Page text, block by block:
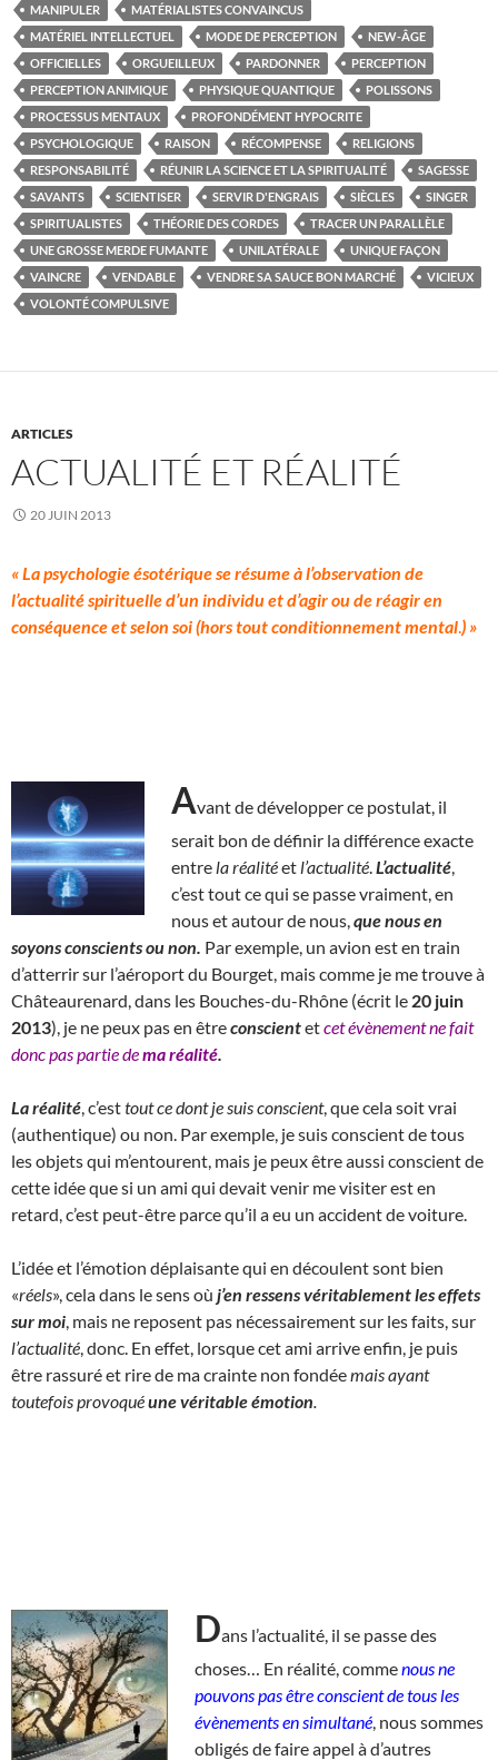
MANIPULER
MATÉRIALISTES CONVAINCUS
MATÉRIEL INTELLECTUEL
MODE DE PERCEPTION
NEW-ÂGE
OFFICIELLES
ORGUEILLEUX PARDONNER
PERCEPTION
PERCEPTION ANIMIQUE
PHYSIQUE QUANTIQUE
POLISSONS
PROCESSUS MENTAUX
PROFONDÉMENT HYPOCRITE
PSYCHOLOGIQUE
RAISON RÉCOMPENSE
RELIGIONS
RESPONSABILITÉ
RÉUNIR LA SCIENCE ET LA SPIRITUALITÉ
SAGESSE
SAVANTS
SCIENTISER SERVIR D'ENGRAIS SIÈCLES
SINGER
SPIRITUALISTES
THÉORIE DES CORDES
TRACER UN PARALLÈLE
UNE GROSSE MERDE FUMANTE
UNILATÉRALE
UNIQUE FAÇON
VAINCRE
VENDABLE VENDRE SA SAUCE BON MARCHÉ
VICIEUX
VOLONTÉ COMPULSIVE
ARTICLES
ACTUALITÉ ET RÉALITÉ
20 JUIN 2013
« La psychologie ésotérique se résume à l’observation de
l’actualité spirituelle d’un individu et d’agir ou de réagir en
conséquence et selon soi (hors tout conditionnement mental ) »
Avant de développer ce postulat, il
serait bon de définir la différence exacte
entre laréalitéet l’actualité L’actualité
c’est tout ce qui se passe vraiment, en
nous et autour de nous, que nous en
soyons conscients ou non. Par exemple, un avion est en train
d’atterrir sur l’aéroport du Bourget, mais comme je me trouve à
Châteaurenard, dans les Bouches-du-Rhône (écrit le 20 juin
2013), je ne peux pas en êtreconscientetcet évènement ne fait
donc pas partie dema réalité
La réalité , c’esttout ce dont je suis conscient, que cela soit vrai
(authentique) ou non. Par exemple, je suis conscient de tous
les objets qui m’entourent, mais je peux être aussi conscient de
cette idée que si un ami qui devait venir me visiter est en
retard, c’est peut-être parce qu’il a eu un accident de voiture.
L’idée et l’émotion déplaisante qui en découlent sont bien
«réels», cela dans le sens où j’en ressens véritablement les effets
sur moi , mais ne reposent pas nécessairement sur les faits, sur
l’actualité , donc. En effet, lorsque cet ami arrive enfin, je puis
être rassuré et rire de ma crainte non fondéemais ayant
toutefois provoquéunevéritableémotion
Dans l’actualité, il se passe des
choses… En réalité, commenous ne
pouvons pas être conscient de tous les
évènements en simultané , nous sommes
obligés de faire appel à d’autres